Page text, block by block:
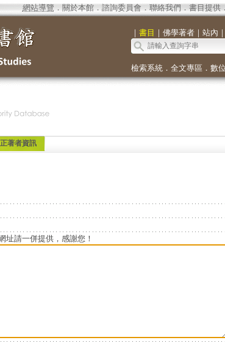
網站導覽 ． 關於本館． 諮詢委員會． 聯絡我們 ． 書目提供．
｜ 書目 ｜ 佛學著者｜ 站內 ｜
檢索系統． 全文專區 ． 數
著者資訊
址請一併提供，感謝您！